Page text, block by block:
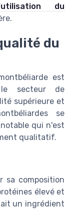
du
du
est
le secteur de
supérieure et
se
qui n'est
qualitatif.
sa composition
élevé et
un ingrédient